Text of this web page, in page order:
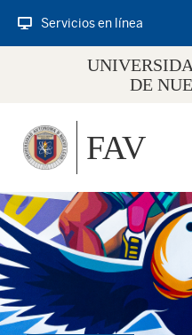
Servicios en línea
DE
FAV